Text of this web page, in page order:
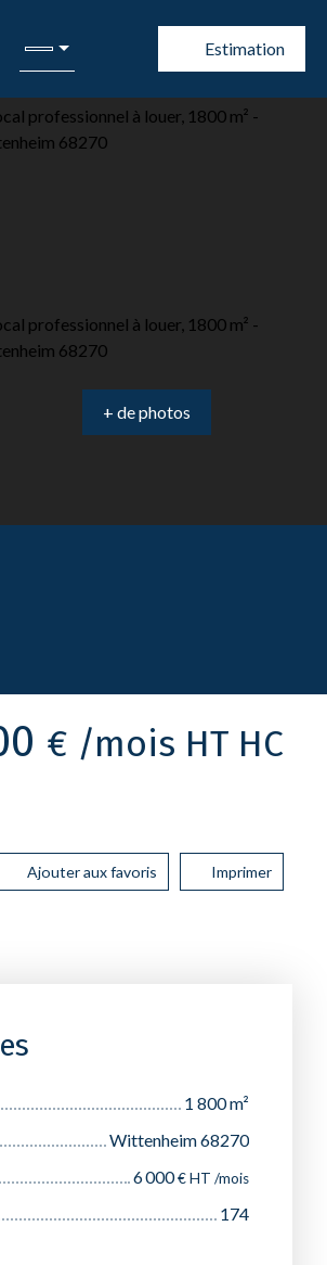
Estimation
+ de photos
€ /mois HT HC
Ajouter aux favoris Imprimer
1 800m²
Wittenheim 68270
6 000€ HT /mois
174